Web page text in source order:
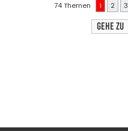
74 Themen 1 2 3
Gehe zu